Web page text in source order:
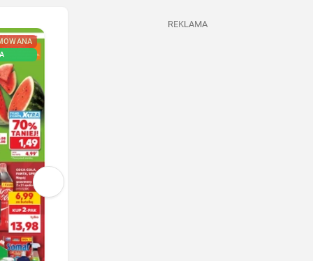
REKLAMA